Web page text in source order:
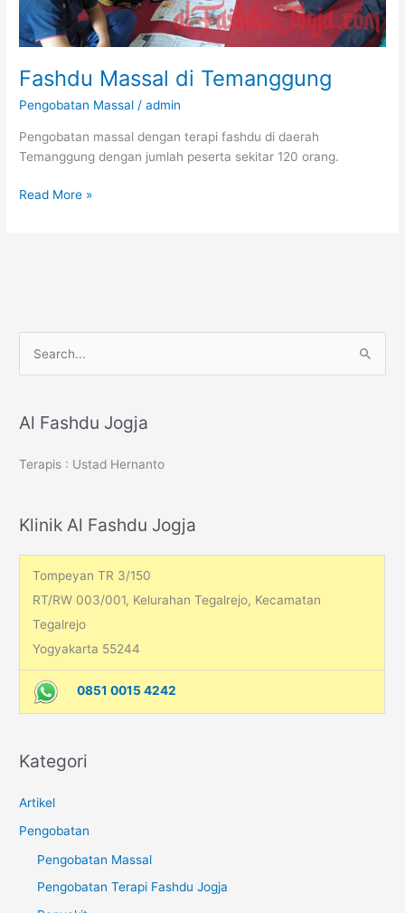
Fashdu Massal di Temanggung
Pengobatan Massal /admin
Pengobatan massal dengan terapi fashdu di daerah
Temanggung dengan jumlah peserta sekitar 120 orang.
Fashdu
Read More »
r
h
Al Fashdu Jogja
Terapis : Ustad Hernanto
Klinik Al Fashdu Jogja
Tompeyan TR 3/150
RT/RW 003/001, Kelurahan Tegalrejo, Kecamatan
Tegalrejo
Yogyakarta 55244
0851 0015 4242
Kategori
Artikel
Pengobatan
Pengobatan Massal
Pengobatan Terapi Fashdu Jogja